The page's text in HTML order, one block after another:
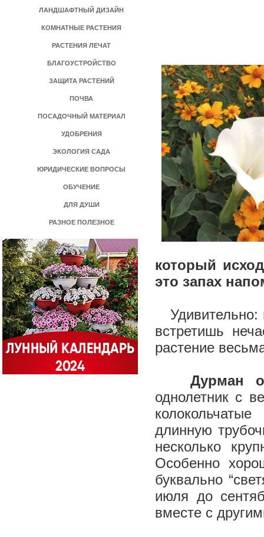
ЛАНДШАФТНЫЙ ДИЗАЙН
КОМНАТНЫЕ РАСТЕНИЯ
РАСТЕНИЯ ЛЕЧАТ
БЛАГОУСТРОЙСТВО
ЗАЩИТА РАСТЕНИЙ
ПОЧВА
ПОСАДОЧНЫЙ МАТЕРИАЛ
УДОБРЕНИЯ
ЭКОЛОГИЯ САДА
ЮРИДИЧЕСКИЕ ВОПРОСЫ
ОБУЧЕНИЕ
ДЛЯ ДУШИ
РАЗНОЕ ПОЛЕЗНОЕ
который
это запах
Удивительно:
встретишь
растение
Дурман
однолетник с
длинную
несколько
Особенно
буквально
июля до
вместе с